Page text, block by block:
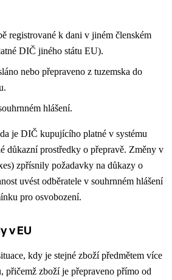
registrované k dani v jiném členském
DIČ jiného státu EU).
nebo přepraveno z tuzemska do
hlášení.
je DIČ kupujícího platné v systému
důkazní prostředky o přepravě. Změny v
zpřísnily požadavky na důkazy o
uvést odběratele v souhrnném hlášení
pro osvobození.
v EU
kdy je stejné zboží předmětem více
přičemž zboží je přepraveno přímo od